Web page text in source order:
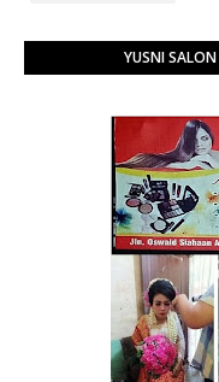
YUSNI SALON